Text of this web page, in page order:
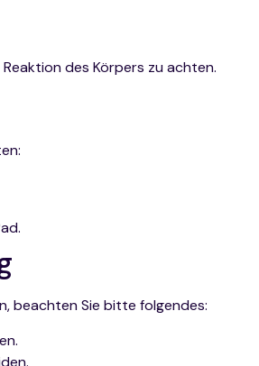
des Körpers zu achten.
beachten Sie bitte folgendes: